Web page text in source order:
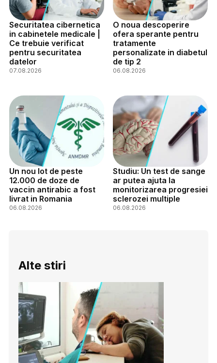
Securitatea cibernetica
in cabinetele medicale |
Ce trebuie verificat
pentru securitatea
datelor
07.08.2026
O noua descoperire
ofera sperante pentru
tratamente
personalizate in diabetul
de tip 2
06.08.2026
Un nou lot de peste
12.000 de doze de
vaccin antirabic a fost
livrat in Romania
06.08.2026
Studiu: Un test de sange
ar putea ajuta la
monitorizarea progresiei
sclerozei multiple
06.08.2026
Alte stiri